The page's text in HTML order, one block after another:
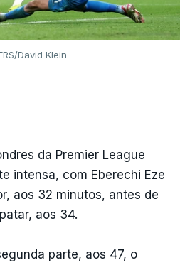
David Klein
da Premier League
intensa, com Eberechi Eze
aos 32 minutos, antes de
aos 34.
parte, aos 47, o